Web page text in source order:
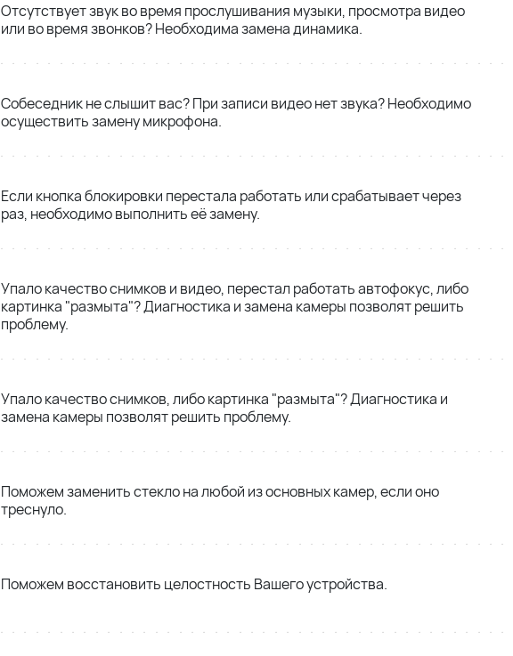
Отсутствует звук во время прослушивания музыки, просмотра видео
или во время звонков? Необходима замена динамика.
Собеседник не слышит вас? При записи видео нет звука? Необходимо
осуществить замену микрофона.
Если кнопка блокировки перестала работать или срабатывает через
раз, необходимо выполнить её замену.
Упало качество снимков и видео, перестал работать автофокус, либо
картинка "размыта"? Диагностика и замена камеры позволят решить
проблему.
Упало качество снимков, либо картинка "размыта"? Диагностика и
замена камеры позволят решить проблему.
Поможем заменить стекло на любой из основных камер, если оно
треснуло.
Поможем восстановить целостность Вашего устройства.